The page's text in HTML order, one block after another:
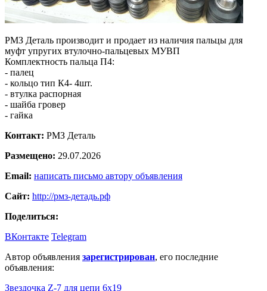
РМЗ Деталь производит и продает из наличия пальцы для
муфт упругих втулочно-пальцевых МУВП
Комплектность пальца П4:
- палец
- кольцо тип К4- 4шт.
- втулка распорная
- шайба гровер
- гайка
Контакт: РМЗ Деталь
Размещено: 29.07.2026
Email: написать письмо автору объявления
Сайт: http://рмз-детадь.рф
Поделиться:
ВКонтакте Telegram
Автор объявления зарегистрирован, его последние
объявления:
Звездочка Z-7 для цепи 6х19